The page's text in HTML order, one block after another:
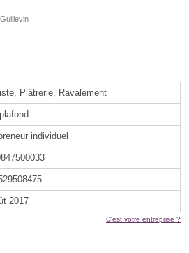
Plâtrerie, Ravalement
individuel
2017
C'est votre entreprise ?